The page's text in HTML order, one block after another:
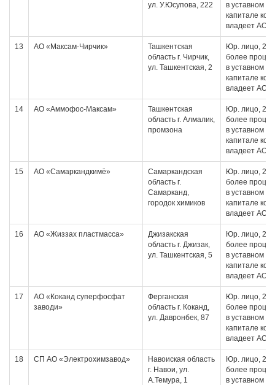
ул. У.Юсупова, 222
в уставном
капитале
владеет АО
13 АО «Максам-Чирчик»
Ташкентская
область г. Чирчик,
ул. Ташкентская, 2
Юр. лицо, 20
более
в уставном
капитале
владеет АО
14 АО «Аммофос-Максам»
Ташкентская
область г. Алмалик,
промзона
Юр. лицо, 20
более
в уставном
капитале
владеет АО
15 АО «Самаркандкимё»
Самаркандская
область г.
Самарканд,
городок химиков
Юр. лицо, 20
более
в уставном
капитале
владеет АО
16 АО «Жиззах пластмасса»
Джизакская
область г. Джизак,
ул. Ташкентская, 5
Юр. лицо, 20
более
в уставном
капитале
владеет АО
17
АО «Коканд суперфосфат
заводи»
Ферганская
область г. Коканд,
ул. Давронбек, 87
Юр. лицо, 20
более
в уставном
капитале
владеет АО
18 СП АО «Электрохимзавод»
Навоиская область
г. Навои, ул.
А.Темура, 1
Юр. лицо, 20
более
в уставном